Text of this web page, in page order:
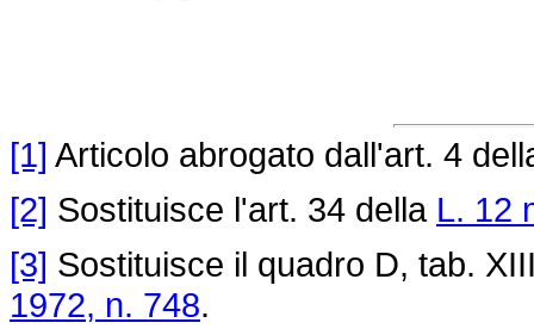
[1] Articolo abrogato dall'art. 4
[2] Sostituisce l'art. 34 della L. 12
[3] Sostituisce il quadro D, tab.
1972, n. 748.